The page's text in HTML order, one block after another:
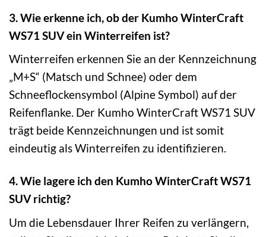
3. Wie erkenne ich, ob der Kumho WinterCraft
WS71 SUV ein Winterreifen ist?
Winterreifen erkennen Sie an der Kennzeichnung
„M+S“ (Matsch und Schnee) oder dem
Schneeflockensymbol (Alpine Symbol) auf der
Reifenflanke. Der Kumho WinterCraft WS71 SUV
trägt beide Kennzeichnungen und ist somit
eindeutig als Winterreifen zu identifizieren.
4. Wie lagere ich den Kumho WinterCraft WS71
SUV richtig?
Um die Lebensdauer Ihrer Reifen zu verlängern,